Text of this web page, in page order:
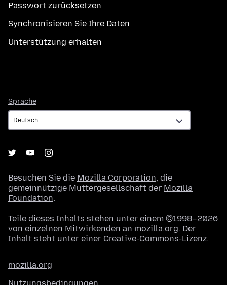
Passwort zurücksetzen
Synchronisieren Sie Ihre Daten
Unterstützung erhalten
Sprache
Besuchen Sie die Mozilla Corporation, die
gemeinnützige Muttergesellschaft der Mozilla
Foundation.
Teile dieses Inhalts stehen unter einem ©1998–2026
von einzelnen Mitwirkenden an mozilla.org. Der
Inhalt steht unter einer Creative-Commons-Lizenz.
mozilla.org